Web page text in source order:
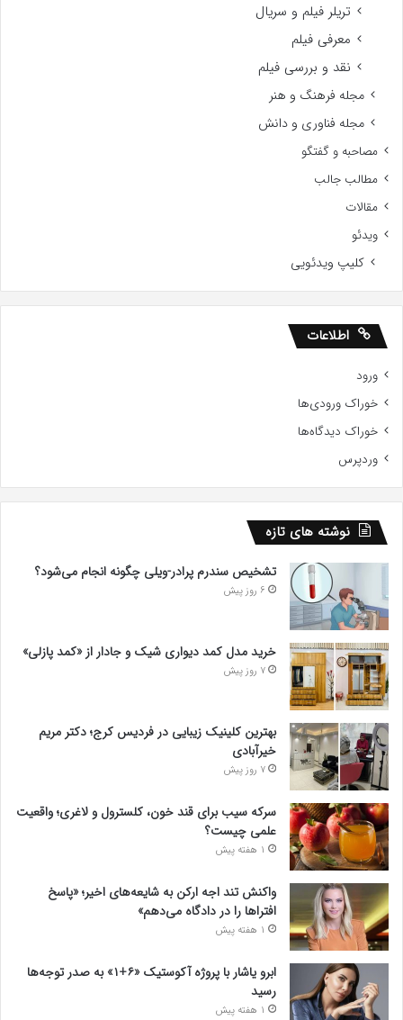
تریلر فیلم و سریال
معرفی فیلم
نقد و بررسی فیلم
مجله فرهنگ و هنر
مجله فناوری و دانش
مصاحبه و گفتگو
مطالب جالب
مقالات
ویدئو
کلیپ ویدئویی
اطلاعات
ورود
خوراک ورودی‌ها
خوراک دیدگاه‌ها
وردپرس
نوشته های تازه
تشخیص سندرم پرادر-ویلی چگونه انجام می‌شود؟
6 روز پیش
خرید مدل کمد دیواری شیک و جادار از «کمد پازلی»
7 روز پیش
بهترین کلینیک زیبایی در فردیس کرج؛ دکتر مریم
خیرآبادی
7 روز پیش
سرکه سیب برای قند خون، کلسترول و لاغری؛ واقعیت
علمی چیست؟
1 هفته پیش
واکنش تند اجه ارکن به شایعه‌های اخیر؛ «پاسخ
افتراها را در دادگاه می‌دهم»
1 هفته پیش
ابرو یاشار با پروژه آکوستیک «۶+۱» به صدر توجه‌ها
رسید
1 هفته پیش